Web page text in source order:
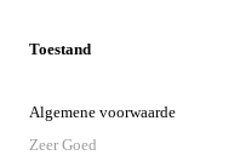
Toestand
Algemene voorwaarde
Zeer Goed